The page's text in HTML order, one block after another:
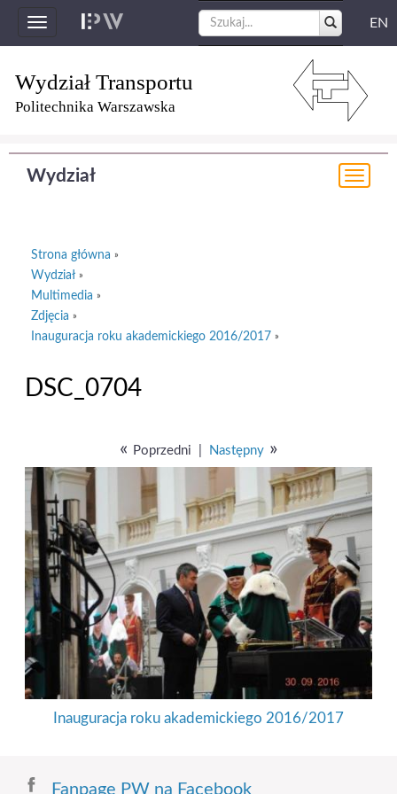
Toggle
navigation
EN
Wydział Transportu
Politechnika Warszawska
Wydział
Strona główna »
Wydział »
Multimedia »
Zdjęcia »
Inauguracja roku akademickiego 2016/2017 »
DSC_0704
« Poprzedni Następny »
Inauguracja roku akademickiego 2016/2017
Fanpage PW na Facebook